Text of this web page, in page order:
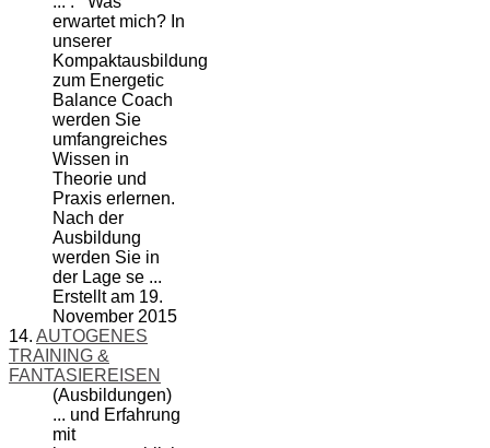
erwartet mich? In
unserer
Kompaktausbildung
zum Energetic
Balance Coach
werden Sie
umfangreiches
Wissen in
Theorie und
Praxis erlernen.
Nach der
Ausbildung
werden Sie in
der Lage se ...
Erstellt am 19.
November 2015
14. AUTOGENES
TRAINING &
FANTASIEREISEN
(Ausbildungen)
... und Erfahrung
mit